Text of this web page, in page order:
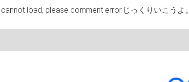
load, please comment error.じっくりいこうよ。